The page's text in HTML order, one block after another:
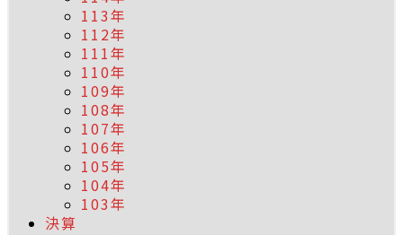
113年
112年
111年
110年
109年
108年
107年
106年
105年
104年
103年
決算